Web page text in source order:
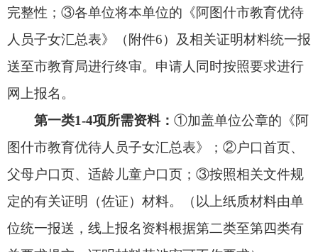
人和学生在招生片区内落户时间、监护人购房时
间、实际居住情况进行排序录取。
所需资料：①户口首页、父母户口页、适龄儿
第三类阿图什市城区学区户籍“有户无房”适龄
学生
第一批：适龄儿童本人和父母户籍登记地址在
学校服务范围内，但因拆迁原因导致在学校服务范